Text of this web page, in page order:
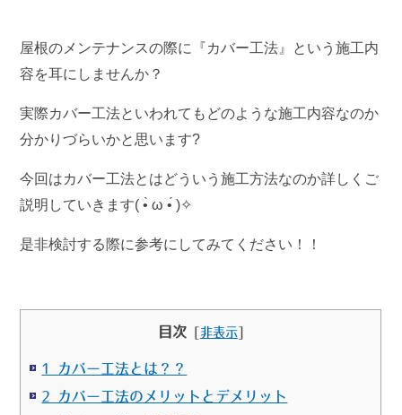
屋根のメンテナンスの際に『カバー工法』という施工内
容を耳にしませんか？
実際カバー工法といわれてもどのような施工内容なのか
分かりづらいかと思います?
今回はカバー工法とはどういう施工方法なのか詳しくご
説明していきます( •̀ ω •́ )✧
是非検討する際に参考にしてみてください！！
目次 非表示]
1 カバー工法とは？？
2 カバー工法のメリットとデメリット